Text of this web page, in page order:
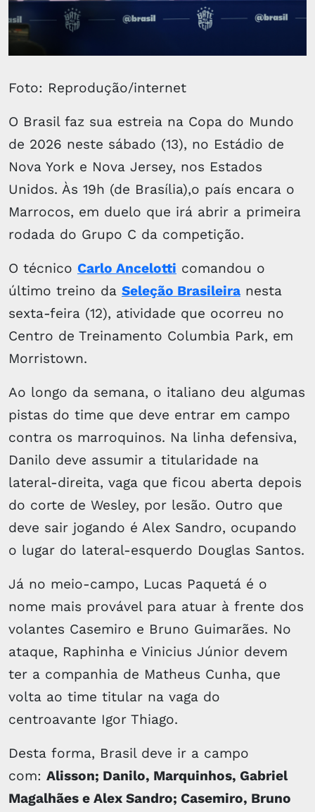
Foto: Reprodução/internet
O Brasil faz sua estreia na Copa do Mundo
de 2026 neste sábado (13), no Estádio de
Nova York e Nova Jersey, nos Estados
Unidos. Às 19h (de Brasília),o país encara o
Marrocos, em duelo que irá abrir a primeira
rodada do Grupo C da competição.
O técnico Carlo Ancelotti comandou o
último treino da Seleção Brasileira nesta
sexta-feira (12), atividade que ocorreu no
Centro de Treinamento Columbia Park, em
Morristown.
Ao longo da semana, o italiano deu algumas
pistas do time que deve entrar em campo
contra os marroquinos. Na linha defensiva,
Danilo deve assumir a titularidade na
lateral-direita, vaga que ficou aberta depois
do corte de Wesley, por lesão. Outro que
deve sair jogando é Alex Sandro, ocupando
o lugar do lateral-esquerdo Douglas Santos.
Já no meio-campo, Lucas Paquetá é o
nome mais provável para atuar à frente dos
volantes Casemiro e Bruno Guimarães. No
ataque, Raphinha e Vinicius Júnior devem
ter a companhia de Matheus Cunha, que
volta ao time titular na vaga do
centroavante Igor Thiago.
Desta forma, Brasil deve ir a campo
com: Alisson; Danilo, Marquinhos, Gabriel
Magalhães e Alex Sandro; Casemiro, Bruno